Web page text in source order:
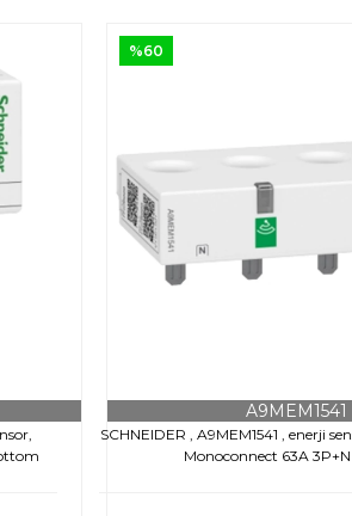
SCHNEIDER , A9MEM1541 , enerji
Monoconnect 63A
A9MEM1541
%60